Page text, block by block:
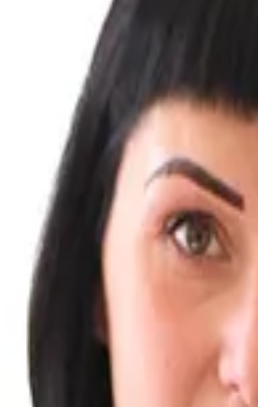
помощь в сфере
нормативных актов,
производства, и
документами и актами
требующих
производство
актов сверки
регулируют общественные
предоставить